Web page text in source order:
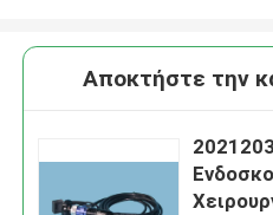
Αποκτήστε την